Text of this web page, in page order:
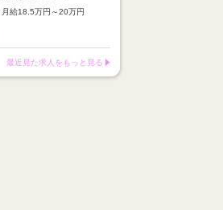
【賞与】
あり（年2回、社内規定あ
※店舗業績により回数・金額
変動あり
月給18.5万円～20万円
より随時昇給あり
最近見た求人をもっと見る